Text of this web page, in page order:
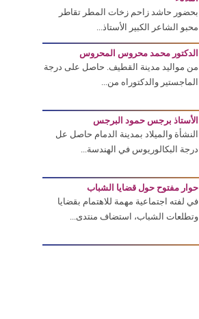
بحضور حاشد زاحم زخات المطر تقاطر
محبو الشاعر الكبير الأستاذ...
الدكتور محمد محروس المحروس
من مواليد مدينة القطيف. حاصل على درجة
الماجستير والدكتوراه من...
الأستاذ برجس حمود البرجس
النشأة والميلاد بمدينة الدمام حاصل عل
درجة البكالوريوس في الهندسة...
حوار مفتوح حول قضايا الشباب
في لفته اجتماعية مهمة للاهتمام بقضايا
وتطلعات الشباب، استضاف منتدى...